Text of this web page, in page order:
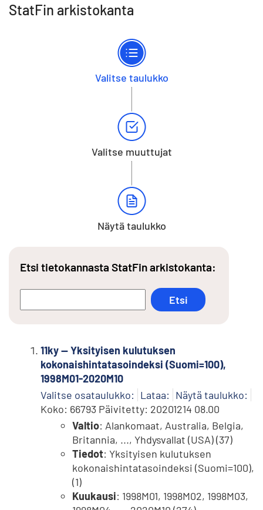
StatFin arkistokanta
Valitse taulukko
Valitse muuttujat
Näytä taulukko
Etsi tietokannasta StatFin arkistokanta:
11ky -- Yksityisen kulutuksen
kokonaishintatasoindeksi (Suomi=100),
1998M01-2020M10
Valitse osataulukko: Lataa: Näytä taulukko:
Koko: 66793 Päivitetty: 20201214 08.00
Valtio: Alankomaat, Australia, Belgia,
Britannia, ..., Yhdysvallat (USA) (37)
Tiedot: Yksityisen kulutuksen
kokonaishintatasoindeksi (Suomi=100),
(1)
Kuukausi: 1998M01, 1998M02, 1998M03,